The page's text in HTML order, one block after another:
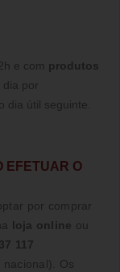
e com produtos
dia por
dia útil seguinte.
EFETUAR O
por comprar
loja online ou
117
. Os